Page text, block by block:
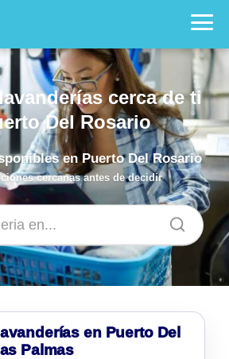
cerca de ti
Del Rosario
en Puerto Del Rosario
cercanas antes de decidir
en Puerto Del
Palmas